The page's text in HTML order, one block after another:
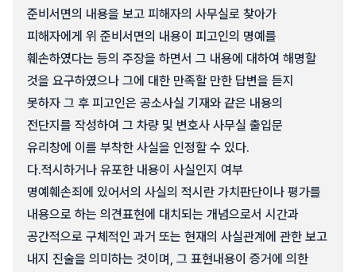
준비서면의 내용을 보고 피해자의 사무실로 찾아가
피해자에게 위 준비서면의 내용이 피고인의 명예를
훼손하였다는 등의 주장을 하면서 그 내용에 대하여 해명할
것을 요구하였으나 그에 대한 만족할 만한 답변을 듣지
못하자 그 후 피고인은 공소사실 기재와 같은 내용의
전단지를 작성하여 그 차량 및 변호사 사무실 출입문
유리창에 이를 부착한 사실을 인정할 수 있다.
다.적시하거나 유포한 내용이 사실인지 여부
명예훼손죄에 있어서의 사실의 적시란 가치판단이나 평가를
내용으로 하는 의견표현에 대치되는 개념으로서 시간과
공간적으로 구체적인 과거 또는 현재의 사실관계에 관한 보고
내지 진술을 의미하는 것이며, 그 표현내용이 증거에 의한